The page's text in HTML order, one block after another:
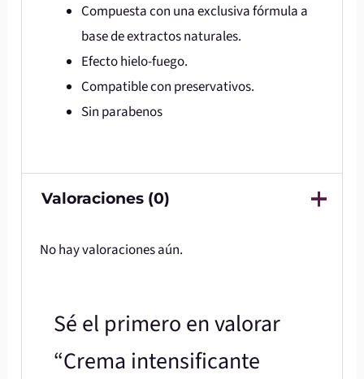
Compuesta con una exclusiva fórmula a
base de extractos naturales.
Efecto hielo-fuego.
Compatible con preservativos.
Sin parabenos
Valoraciones (0)
No hay valoraciones aún.
Sé el primero en valorar
“Crema intensificante